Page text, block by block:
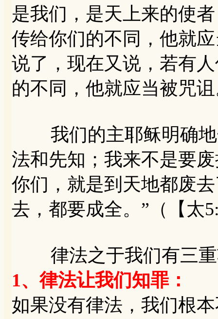
是我们，是天上来的使
传给你们的不同，他就
说了，现在又说，若有
的不同，他就应当被咒
我们的主耶稣明确地
法和先知；我来不是要
你们，就是到天地都废
去，都要成全。”（【太
律法之于我们有三重
1、律法让我们知罪：
如果没有律法，我们根